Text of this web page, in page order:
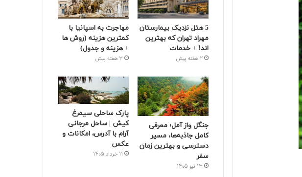
5 هتل نزدیک بیمارستان
مهراد تهران که بهترین‌
اند! + خدمات
2 هفته پیش
مهاجرت به اسپانیا با
کمترین هزینه (روش ها
+ هزینه و جدول)
3 هفته پیش
جنگل واز آمل؛ معرفی
کامل جاذبه‌ها، مسیر
دسترسی و بهترین زمان
سفر
13 تیر 1405
پارک ساحلی سیمرغ
کیش | ساحل مرجانی
آرام با آدرس، امکانات و
عکس
11 خرداد 1405